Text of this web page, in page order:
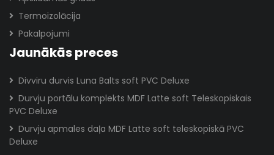
Termoizolācija
Pakalpojumi
Jaunākās preces
Divviru durvis Luna Balts soft PVC Deluxe
Durvju portālu komplekts MDF Latte soft Teleskopiskais
PVC Deluxe
Durvju apmales daļa MDF Latte soft teleskopiskā PVC
Deluxe